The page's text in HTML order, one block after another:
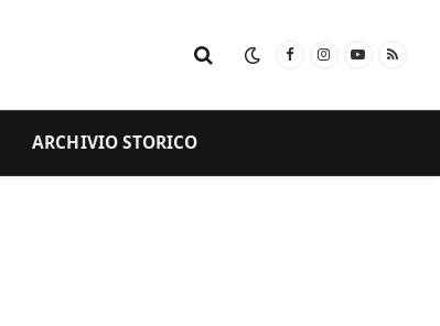
FacebookInstagram
YouTube
RSS
ARCHIVIO STORICO